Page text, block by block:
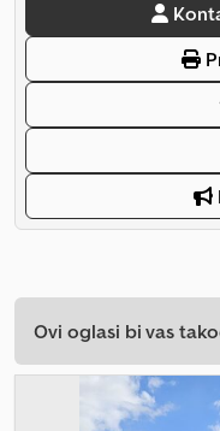
Ovi oglasi bi vas